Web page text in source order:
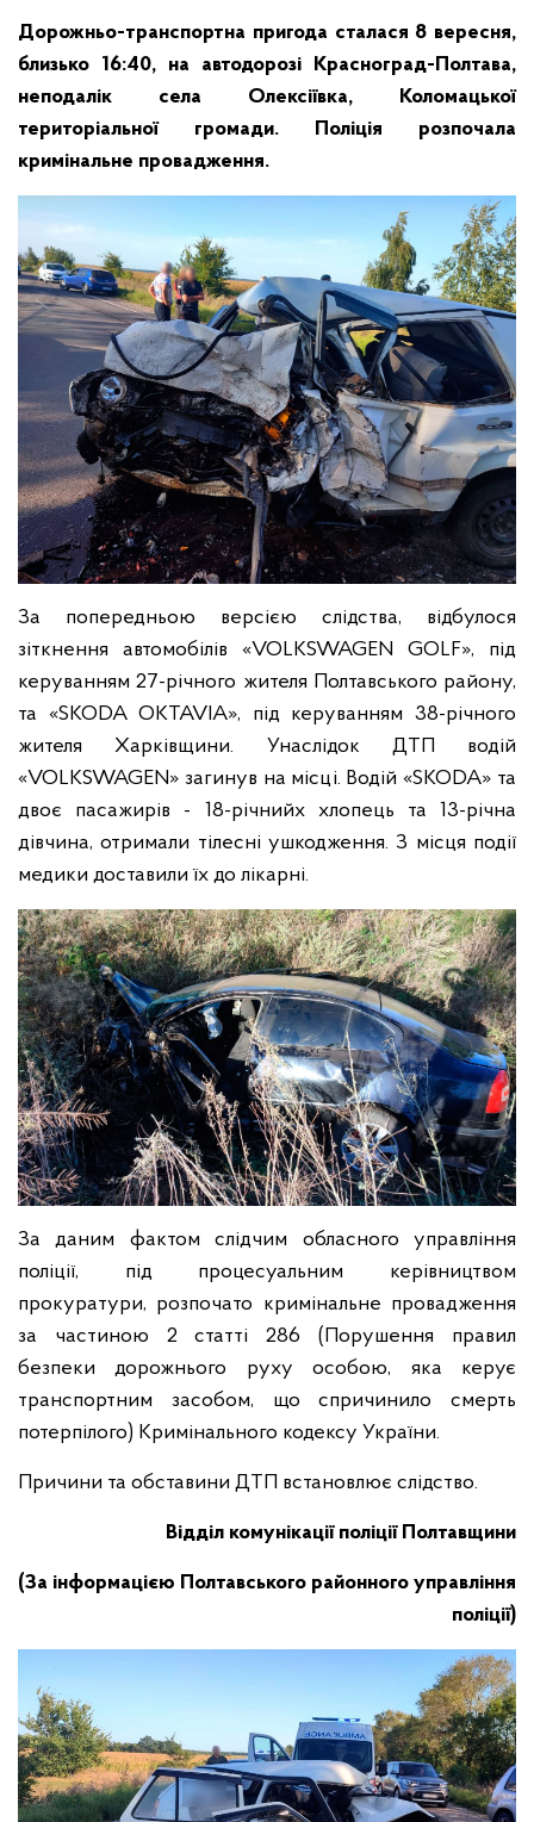
Дорожньо-транспортна пригода сталася 8 вересня,
близько 16:40, на автодорозі Красноград-Полтава,
неподалік села Олексіївка, Коломацької
територіальної громади. Поліція розпочала
кримінальне провадження.
За попередньою версією слідства, відбулося
зіткнення автомобілів «VOLKSWAGEN GOLF», під
керуванням 27-річного жителя Полтавського району,
та «SKODA OKTAVIA», під керуванням 38-річного
жителя Харківщини. Унаслідок ДТП водій
«VOLKSWAGEN» загинув на місці. Водій «SKODA» та
двоє пасажирів - 18-річнийх хлопець та 13-річна
дівчина, отримали тілесні ушкодження. З місця події
медики доставили їх до лікарні.
За даним фактом слідчим обласного управління
поліції, під процесуальним керівництвом
прокуратури, розпочато кримінальне провадження
за частиною 2 статті 286 (Порушення правил
безпеки дорожнього руху особою, яка керує
транспортним засобом, що спричинило смерть
потерпілого) Кримінального кодексу України.
Причини та обставини ДТП встановлює слідство.
Відділ комунікації поліції Полтавщини
(За інформацією Полтавського районного управління
поліції)